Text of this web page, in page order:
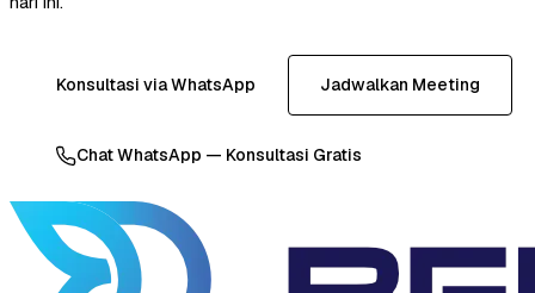
Konsultasi via WhatsApp Jadwalkan Meeting
Chat WhatsApp — Konsultasi Gratis